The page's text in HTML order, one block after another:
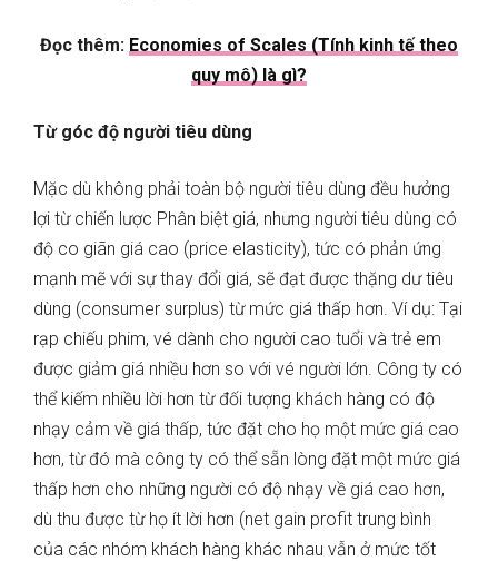
Đọc thêm: Economies of Scales (Tính kinh tế theo
quy mô) là gì?
Từ góc độ người tiêu dùng
Mặc dù không phải toàn bộ người tiêu dùng đều hưởng
lợi từ chiến lược Phân biệt giá, nhưng người tiêu dùng có
độ co giãn giá cao (price elasticity), tức có phản ứng
mạnh mẽ với sự thay đổi giá, sẽ đạt được thặng dư tiêu
dùng (consumer surplus) từ mức giá thấp hơn. Ví dụ: Tại
rạp chiếu phim, vé dành cho người cao tuổi và trẻ em
được giảm giá nhiều hơn so với vé người lớn. Công ty có
thể kiếm nhiều lời hơn từ đối tượng khách hàng có độ
nhạy cảm về giá thấp, tức đặt cho họ một mức giá cao
hơn, từ đó mà công ty có thể sẵn lòng đặt một mức giá
thấp hơn cho những người có độ nhạy về giá cao hơn,
dù thu được từ họ ít lời hơn (net gain profit trung bình
của các nhóm khách hàng khác nhau vẫn ở mức tốt